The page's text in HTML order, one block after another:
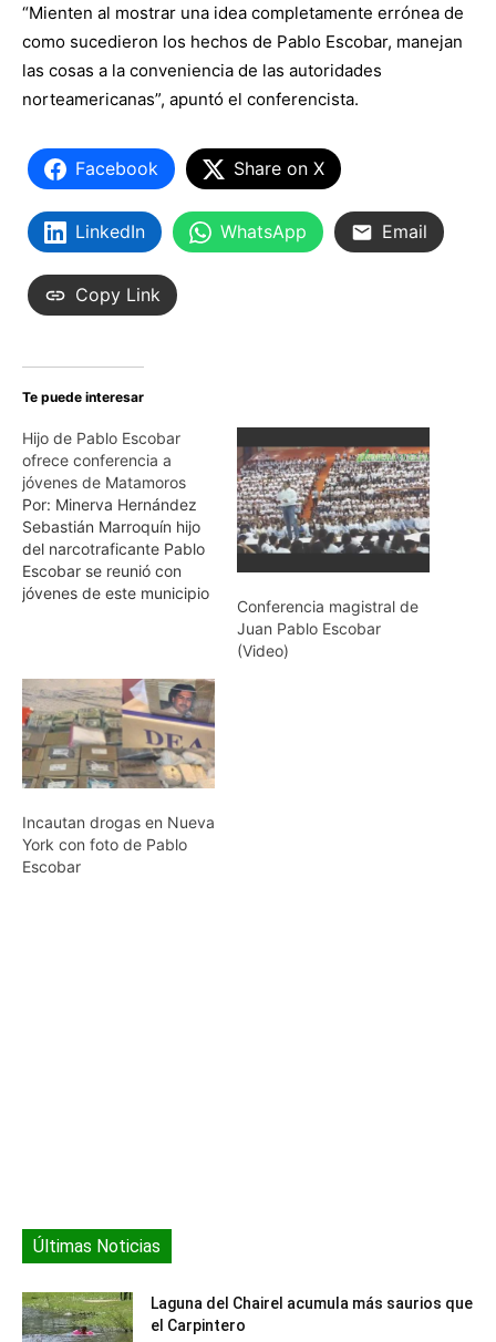
“Mienten al mostrar una idea completamente errónea de
como sucedieron los hechos de Pablo Escobar, manejan
las cosas a la conveniencia de las autoridades
norteamericanas”, apuntó el conferencista.
Facebook Share on X
LinkedIn WhatsApp Email
Copy Link
Te puede interesar
Hijo de Pablo Escobar
ofrece conferencia a
jóvenes de Matamoros
Por: Minerva Hernández
Sebastián Marroquín hijo
del narcotraficante Pablo
Escobar se reunió con
jóvenes de este municipio
experiencia de vida y
afirmó que de esta
manera colabora por la
paz de Tamaulipas.
Agrego que es importante
los valores humanos…
Conferencia magistral de
Juan Pablo Escobar
(Video)
Incautan drogas en Nueva
York con foto de Pablo
Escobar
Últimas Noticias
Laguna del Chairel acumula más saurios que
el Carpintero